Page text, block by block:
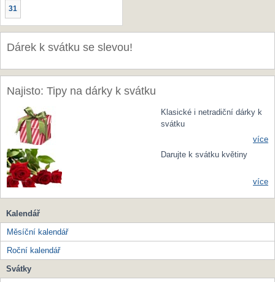
31
Dárek k svátku se slevou!
Najisto: Tipy na dárky k svátku
Klasické i netradiční dárky k
svátku
více
Darujte k svátku květiny
více
Kalendář
Měsíční kalendář
Roční kalendář
Svátky